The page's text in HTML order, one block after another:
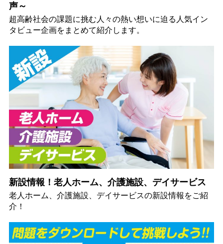
声～
超高齢社会の課題に挑む人々の熱い想いに迫る人気イン
タビュー企画をまとめて紹介します。
新設情報！老人ホーム、介護施設、デイサービス
老人ホーム、介護施設、デイサービスの新設情報をご紹
介！